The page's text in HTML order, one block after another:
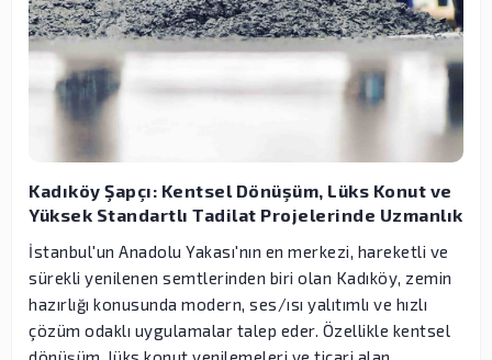
Kadıköy Şapçı: Kentsel Dönüşüm, Lüks Konut ve
Yüksek Standartlı Tadilat Projelerinde Uzmanlık
İstanbul'un Anadolu Yakası'nın en merkezi, hareketli ve
sürekli yenilenen semtlerinden biri olan Kadıköy, zemin
hazırlığı konusunda modern, ses/ısı yalıtımlı ve hızlı
çözüm odaklı uygulamalar talep eder. Özellikle kentsel